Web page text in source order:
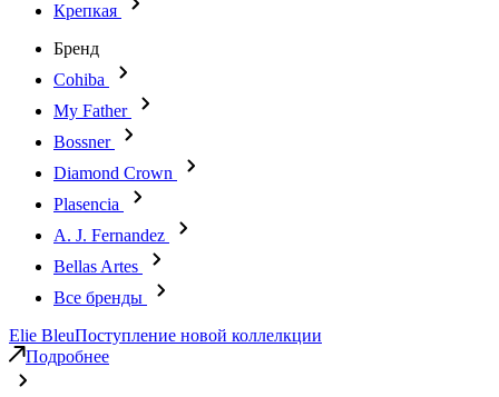
Крепкая
Бренд
Cohiba
My Father
Bossner
Diamond Crown
Plasencia
A. J. Fernandez
Bellas Artes
Все бренды
Elie BleuПоступление новой коллелкции
Подробнее